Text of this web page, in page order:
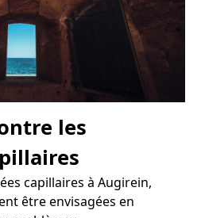
les
capillaires à Augirein,
être envisagées en